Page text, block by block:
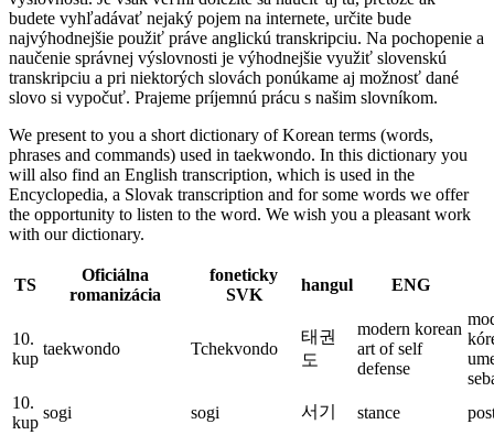
budete vyhľadávať nejaký pojem na internete, určite bude
najvýhodnejšie použiť práve anglickú transkripciu. Na pochopenie a
naučenie správnej výslovnosti je výhodnejšie využiť slovenskú
transkripciu a pri niektorých slovách ponúkame aj možnosť dané
slovo si vypočuť. Prajeme príjemnú prácu s našim slovníkom.
We present to you a short dictionary of Korean terms (words,
phrases and commands) used in taekwondo. In this dictionary you
will also find an English transcription, which is used in the
Encyclopedia, a Slovak transcription and for some words we offer
the opportunity to listen to the word. We wish you a pleasant work
with our dictionary.
TS
Oficiálna
romanizácia
foneticky
SVK
hangul ENG
10.
kup
taekwondo Tchekvondo
태권
도
modern korean
art of self
defense
10.
kup
sogi sogi 서기 stance